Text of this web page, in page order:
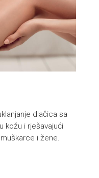
dlačica sa
kožu i rješavajući
i žene.